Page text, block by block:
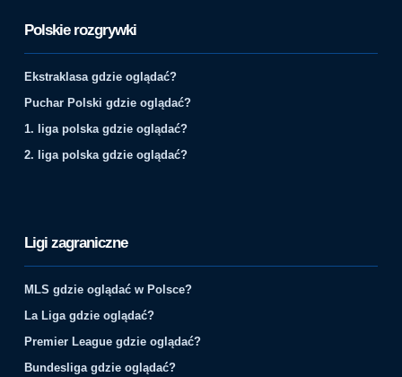
Polskie rozgrywki
Ekstraklasa gdzie oglądać?
Puchar Polski gdzie oglądać?
1. liga polska gdzie oglądać?
2. liga polska gdzie oglądać?
Ligi zagraniczne
MLS gdzie oglądać w Polsce?
La Liga gdzie oglądać?
Premier League gdzie oglądać?
Bundesliga gdzie oglądać?